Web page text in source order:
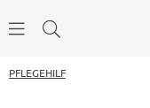
PFLEGEHILF